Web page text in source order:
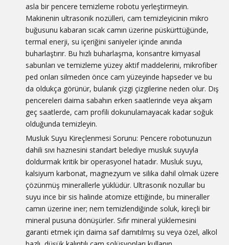
asla bir pencere temizleme robotu yerleştirmeyin.
Makinenin ultrasonik nozülleri, cam temizleyicinin mikro
buğusunu kabaran sıcak camın üzerine püskürttüğünde,
termal enerji, su içeriğini saniyeler içinde anında
buharlaştırır. Bu hızlı buharlaşma, konsantre kimyasal
sabunları ve temizleme yüzey aktif maddelerini, mikrofiber
ped onları silmeden önce cam yüzeyinde hapseder ve bu
da oldukça görünür, bulanık çizgi çizgilerine neden olur. Dış
pencereleri daima sabahın erken saatlerinde veya akşam
geç saatlerde, cam profili dokunulamayacak kadar soğuk
olduğunda temizleyin.
Musluk Suyu Kireçlenmesi Sorunu: Pencere robotunuzun
dahili sıvı haznesini standart belediye musluk suyuyla
doldurmak kritik bir operasyonel hatadır. Musluk suyu,
kalsiyum karbonat, magnezyum ve silika dahil olmak üzere
çözünmüş minerallerle yüklüdür. Ultrasonik nozullar bu
suyu ince bir sis halinde atomize ettiğinde, bu mineraller
camın üzerine iner; nem temizlendiğinde soluk, kireçli bir
mineral pusuna dönüşürler. Sıfır mineral yüklemesini
garanti etmek için daima saf damıtılmış su veya özel, alkol